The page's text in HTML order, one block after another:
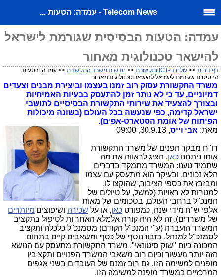
Telecom News - עמדה: הטעות ...
עמדה: הטעות הבסיסית שגורמת לישראל
להישאר טכנולוגית מאחור
דף הבית >> עולם ה-ICT ותקשורת >> חדשות משרד התקשורת >> עמדה: הטעות
הבסיסית שגורמת לישראל להישאר טכנולוגית מאחור
משרד התקשורת עסוק רוב זמנו בעצמו וביצירת מבנים וצעדים
דמיוניים, עד כי לא נותר זמן להתעסק בבעיות האמיתיות
ובצורך להצעיד את שירותי התקשורת הבסיסיים לתושבי
ישראל קדימה, כפי שנעשה בכל העולם (בשונה מיכולות
הפיתוח של אומת הסטארט-אפים).
מאת: אבי וייס, 30.9.13, 09:00
דו"ח מבקר הפנים של משרד התקשורת
אותו ניתחנו כאן, הציג לראווה את מה
שתמיד טענו: המשרד מתמקד בדברים
הלא נכונים, ובעיקר הוא מתעסק עם עצמו
ומבזבז את כספי הציבור, שהוקצו לו,
למטרות לא ראויות (למשל, על טיולים של
המנכ"ל ברחבי העולם, בסכומים של מאות
אלפי ש"ח מידי שנה, כמפורט כאן, או על שכירה ושיפוצים מיותרים
של משרדים). זה לא היה קורה אלמלא האחריות לטיפול בתקציב
המשרד הועברה (ע"י המנכ"ל הקודם) מסמנכ"ל כלכלה ותקציב
לסמנכ"ל למנהל. בזבוז נוסף של כסף ומשאבים קיים בתחום
המכונה כיום "שוק סיטונאי". משרד התקשורת מתעסק עם הנושא
הזה יותר מעשור וכיום רוב משאבי המשרד הפנויים ותקציביו
מופנים למשימה הזו. גם רוב זמנם של העובדים בשני אגפים
המרכזיים במשרד מופנה למשימה הזו.